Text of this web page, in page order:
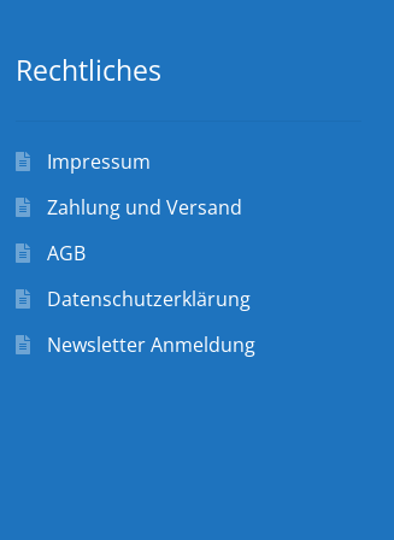
Rechtliches
Impressum
Zahlung und Versand
AGB
Datenschutzerklärung
Newsletter Anmeldung